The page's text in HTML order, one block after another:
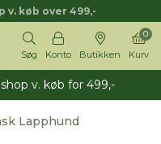
v. køb over 499,-
Søg Konto Butikken Kurv
0
v. køb for 499,-
Lapphund